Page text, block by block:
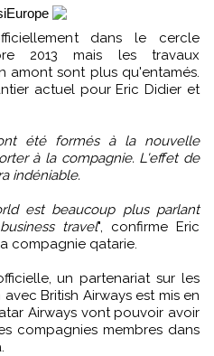
2013 mais les travaux
amont sont plus qu'entamés.
actuel pour Eric Didier et
été formés à la nouvelle
à la compagnie. L'effet de
indéniable.
est beaucoup plus parlant
travel", confirme Eric
compagnie qatarie.
un partenariat sur les
British Airways est mis en
Airways vont pouvoir avoir
compagnies membres dans